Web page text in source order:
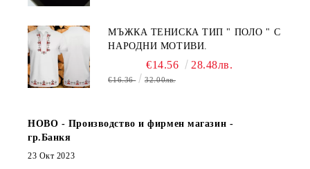
МЪЖКА ТЕНИСКА ТИП " ПОЛО " С
НАРОДНИ МОТИВИ.
€14.56 28.48лв.
€16.36 32.00лв.
НОВО - Производство и фирмен магазин -
гр.Банкя
23 Окт 2023